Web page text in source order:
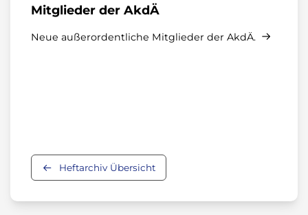
Mitglieder der AkdÄ
Neue außerordentliche Mitglieder der AkdÄ.
Heftarchiv Übersicht